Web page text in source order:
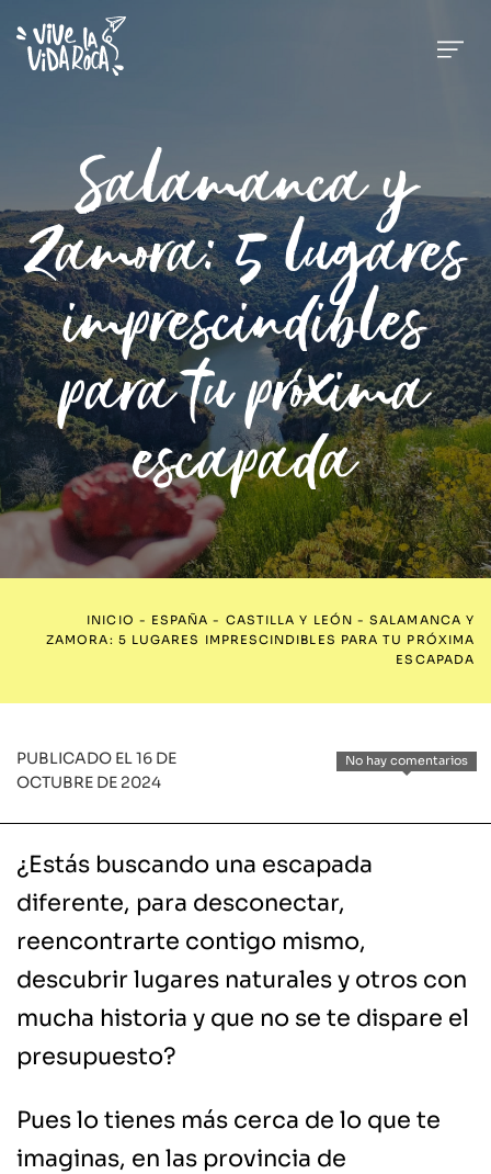
Salamanca y
Zamora: 5 lugares
imprescindibles
para tu próxima
escapada
INICIO - ESPAÑA - CASTILLA Y LEÓN -SALAMANCA Y
ZAMORA: 5 LUGARES IMPRESCINDIBLES PARA TU PRÓXIMA
ESCAPADA
No hay comentarios
PUBLICADO EL 16 DE
OCTUBRE DE 2024
¿Estás buscando una escapada
diferente, para desconectar,
reencontrarte contigo mismo,
descubrir lugares naturales y otros con
mucha historia y que no se te dispare el
presupuesto?
Pues lo tienes más cerca de lo que te
imaginas, en las provincia de